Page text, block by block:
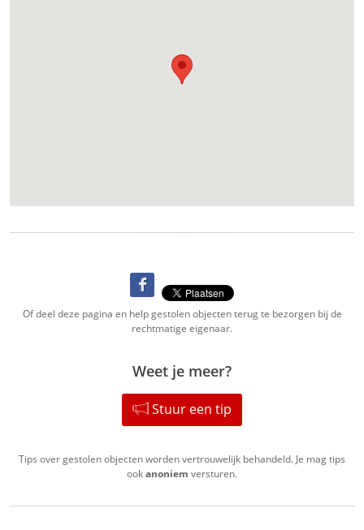
Of deel deze pagina en help gestolen objecten terug te bezorgen bij de
rechtmatige eigenaar.
Weet je meer?
Stuur een tip
Tips over gestolen objecten worden vertrouwelijk behandeld. Je mag tips
ookanoniem versturen.